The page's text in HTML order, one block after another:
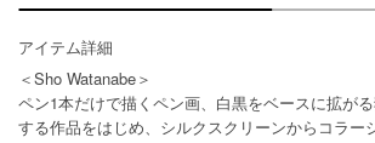
アイテム詳細
＜Sho Watanabe＞
ペン1本だけで描くペン画、白黒をベースに拡が
する作品をはじめ、シルクスクリーンからコラー